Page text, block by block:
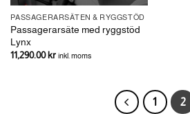
PASSAGERARSÄTEN & RYGGSTÖD
Passagerarsäte med ryggstöd
Lynx
11,290.00kr inkl. moms
1 2